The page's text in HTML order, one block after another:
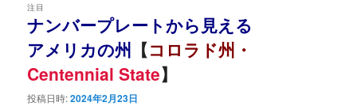
ナンバープレートから見える
アメリカの州 【コロラド州・
Centennial State】
注目
投稿日時:2024年2月23日